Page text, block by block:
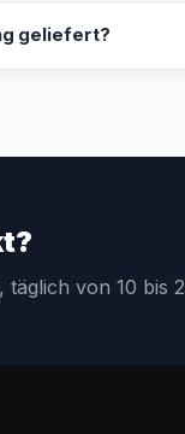
geliefert?
von 10 bis